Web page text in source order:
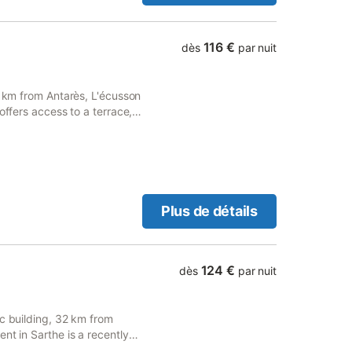
charme de l’ancien allié
entièrement
(lits et couchages
160cm, dressing et petite
- Une chambre avec 1 lit
au sol - Une
from Antarès, L'écusson
access to a terrace,
dès 116 € par nuit
Plus de détails
building, 32 km from
in Sarthe is a recently
dès 124 € par nuit